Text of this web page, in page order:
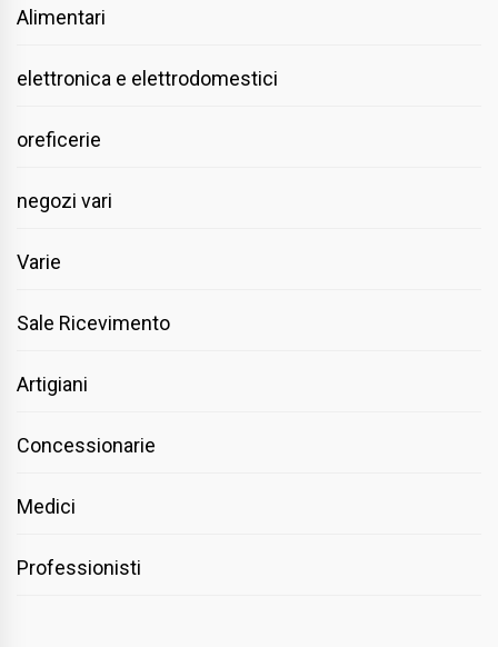
Alimentari
elettronica e elettrodomestici
oreficerie
negozi vari
Varie
Sale Ricevimento
Artigiani
Concessionarie
Medici
Professionisti